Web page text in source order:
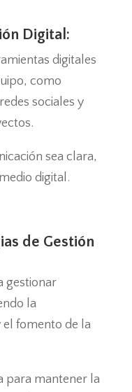
Digital:
digitales
como
sociales y
sea clara,
digital.
de Gestión
gestionar
la
fomento de la
para mantener la